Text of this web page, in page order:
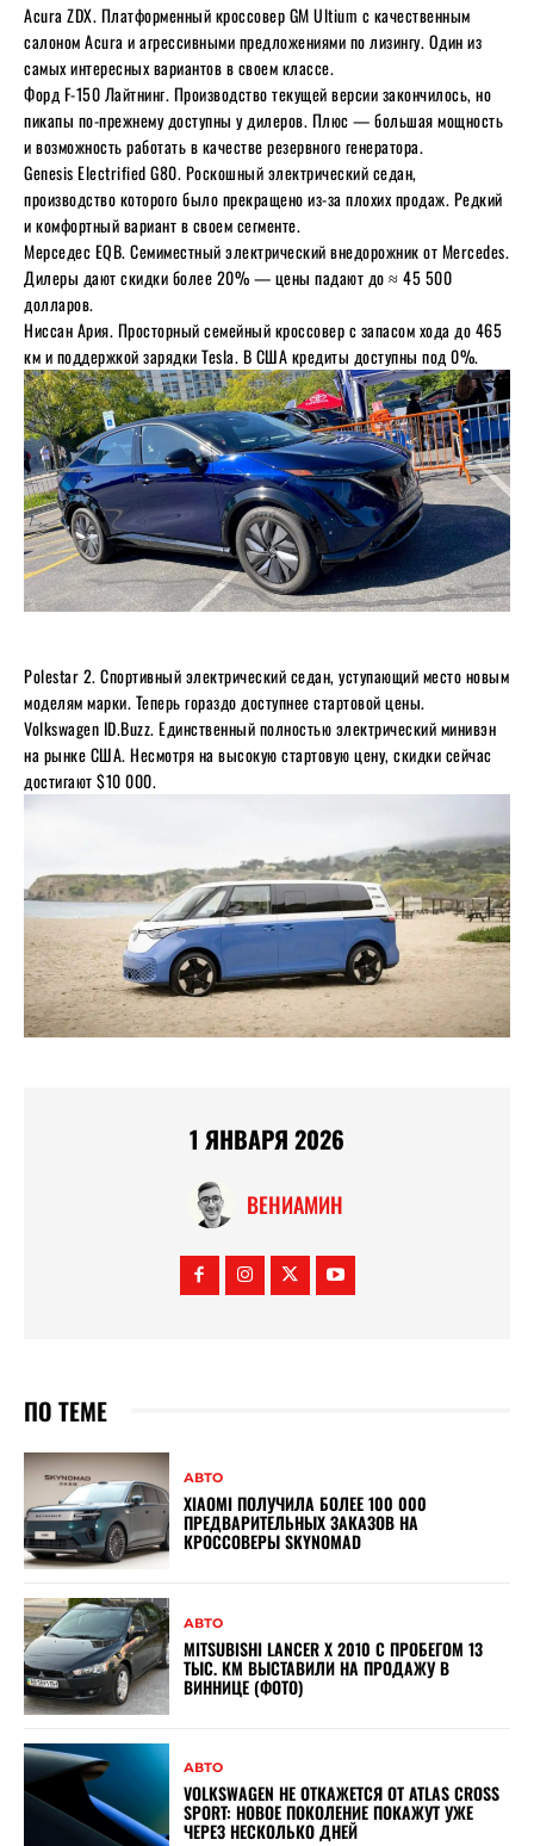
Acura ZDX. Платформенный кроссовер GM Ultium с качественным
салоном Acura и агрессивными предложениями по лизингу. Один из
самых интересных вариантов в своем классе.
Форд F-150 Лайтнинг. Производство текущей версии закончилось, но
пикапы по-прежнему доступны у дилеров. Плюс — большая мощность
и возможность работать в качестве резервного генератора.
Genesis Electrified G80. Роскошный электрический седан,
производство которого было прекращено из-за плохих продаж. Редкий
и комфортный вариант в своем сегменте.
Мерседес EQB. Семиместный электрический внедорожник от Mercedes.
Дилеры дают скидки более 20% — цены падают до ≈ 45 500
долларов.
Ниссан Ария. Просторный семейный кроссовер с запасом хода до 465
км и поддержкой зарядки Tesla. В США кредиты доступны под 0%.
Polestar 2. Спортивный электрический седан, уступающий место новым
моделям марки. Теперь гораздо доступнее стартовой цены.
Volkswagen ID.Buzz. Единственный полностью электрический минивэн
на рынке США. Несмотря на высокую стартовую цену, скидки сейчас
достигают $10 000.
1 ЯНВАРЯ 2026
ВЕНИАМИН
ПО ТЕМЕ
АВТО
XIAOMI ПОЛУЧИЛА БОЛЕЕ 100 000
ПРЕДВАРИТЕЛЬНЫХ ЗАКАЗОВ НА
КРОССОВЕРЫ SKYNOMAD
АВТО
MITSUBISHI LANCER X 2010 С ПРОБЕГОМ 13
ТЫС. КМ ВЫСТАВИЛИ НА ПРОДАЖУ В
ВИННИЦЕ (ФОТО)
АВТО
VOLKSWAGEN НЕ ОТКАЖЕТСЯ ОТ ATLAS CROSS
SPORT: НОВОЕ ПОКОЛЕНИЕ ПОКАЖУТ УЖЕ
ЧЕРЕЗ НЕСКОЛЬКО ДНЕЙ